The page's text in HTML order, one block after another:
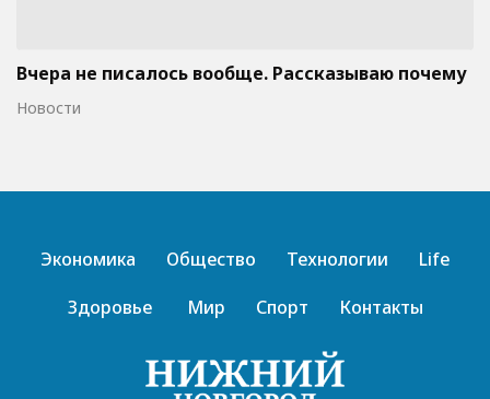
Вчера не писалось вообще. Рассказываю почему
Новости
Экономика Общество Технологии
Life
Здоровье
Мир Спорт Контакты